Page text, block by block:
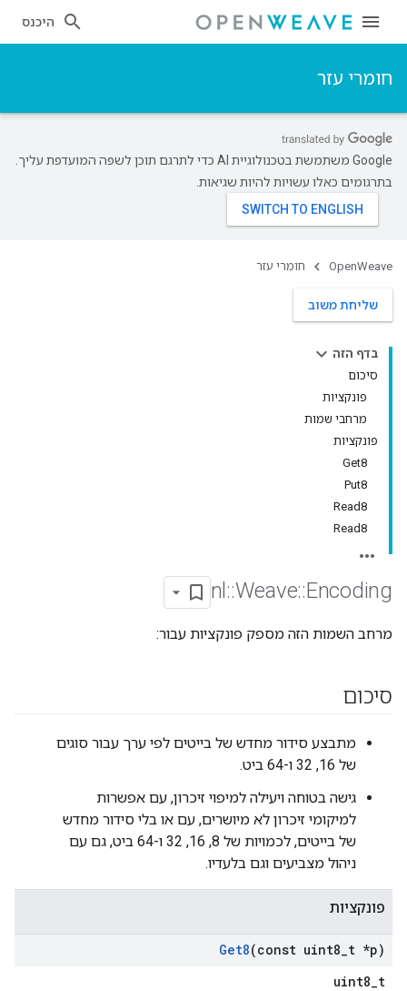
היכנס
חומרי עזר
‫Google משתמשת בטכנולוגיית AI כדי לתרגם תוכן לשפה המועדפת עליך.
בתרגומים כאלו עשויות להיות שגיאות.
OpenWeave חומרי עזר
שליחת משוב
בדף הזה
סיכום
פונקציות
מרחבי שמות
פונקציות
Get8
Put8
Read8
Read8
nl ::Weave::Encoding
מרחב השמות הזה מספק פונקציות עבור:
סיכום
מתבצע סידור מחדש של בייטים לפי ערך עבור סוגים
של 16, 32 ו-64 ביט.
גישה בטוחה ויעילה למיפוי זיכרון, עם אפשרות
למיקומי זיכרון לא מיושרים, עם או בלי סידור מחדש
של בייטים, לכמויות של 8, 16, 32 ו-64 ביט, גם עם
ניהול מצביעים וגם בלעדיו.
פונקציות
Get8(const uint8 t *p)
uint8_t